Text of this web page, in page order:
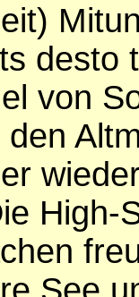
von
High-